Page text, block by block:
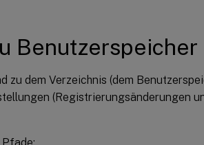
Benutzerspeicher
zu dem Verzeichnis (dem
(Registrierungsänderungen